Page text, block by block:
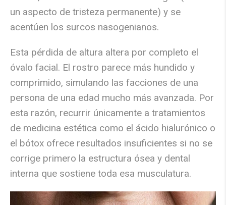
un aspecto de tristeza permanente) y se
acentúen los surcos nasogenianos.
Esta pérdida de altura altera por completo el
óvalo facial. El rostro parece más hundido y
comprimido, simulando las facciones de una
persona de una edad mucho más avanzada. Por
esta razón, recurrir únicamente a tratamientos
de medicina estética como el ácido hialurónico o
el bótox ofrece resultados insuficientes si no se
corrige primero la estructura ósea y dental
interna que sostiene toda esa musculatura.